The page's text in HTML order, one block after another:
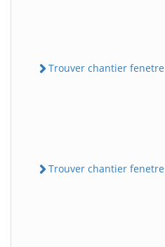
Trouver chantier fenetre
Trouver chantier fenetre